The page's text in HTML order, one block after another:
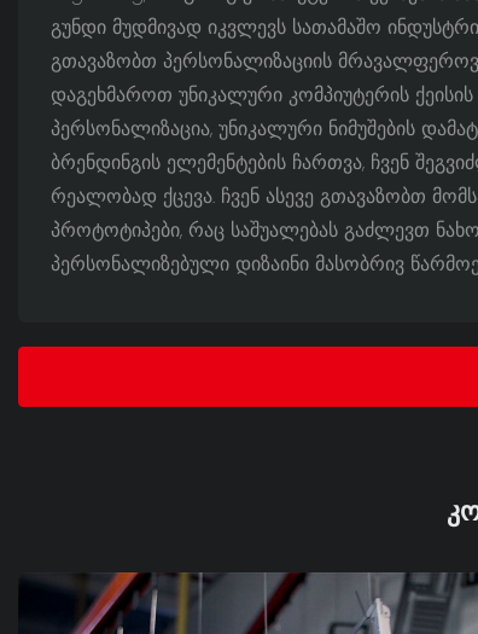
გუნდი მუდმივად იკვლევს სათამაშო
გთავაზობთ პერსონალიზაციის
დაგეხმაროთ უნიკალური კომპიუტერის ქეისის
პერსონალიზაცია, უნიკალური ნიმუშების
ბრენდინგის ელემენტების ჩართვა, ჩვენ
რეალობად ქცევა. ჩვენ ასევე გთავაზობთ
პროტოტიპები, რაც საშუალებას გაძლევთ
პერსონალიზებული დიზაინი მასობრივ